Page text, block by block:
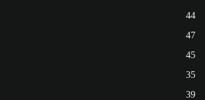
44
47
45
35
39